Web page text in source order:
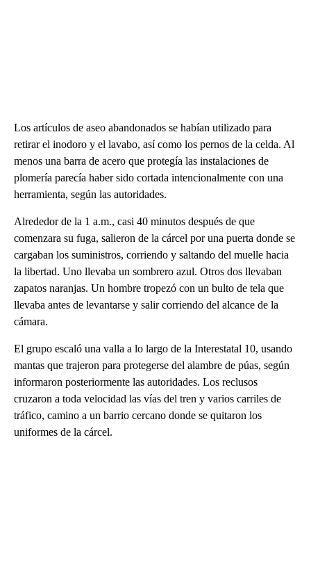
Los artículos de aseo abandonados se habían utilizado para
retirar el inodoro y el lavabo, así como los pernos de la celda. Al
menos una barra de acero que protegía las instalaciones de
plomería parecía haber sido cortada intencionalmente con una
herramienta, según las autoridades.
Alrededor de la 1 a.m., casi 40 minutos después de que
comenzara su fuga, salieron de la cárcel por una puerta donde se
cargaban los suministros, corriendo y saltando del muelle hacia
la libertad. Uno llevaba un sombrero azul. Otros dos llevaban
zapatos naranjas. Un hombre tropezó con un bulto de tela que
llevaba antes de levantarse y salir corriendo del alcance de la
cámara.
El grupo escaló una valla a lo largo de la Interestatal 10, usando
mantas que trajeron para protegerse del alambre de púas, según
informaron posteriormente las autoridades. Los reclusos
cruzaron a toda velocidad las vías del tren y varios carriles de
tráfico, camino a un barrio cercano donde se quitaron los
uniformes de la cárcel.